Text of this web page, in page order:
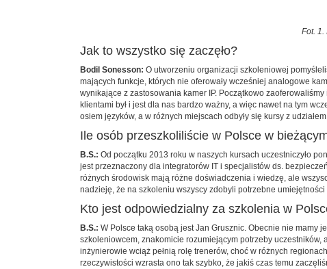
Fot.
Jak to wszystko się zaczęło?
Bodil Sonesson: O utworzeniu organizacji szkoleniowej
mających funkcje, których nie oferowały wcześniej analogowe
wynikające z zastosowania kamer IP. Początkowo
klientami był i jest dla nas bardzo ważny, a więc nawet na tym
osiem języków, a w różnych miejscach odbyły się kursy z
Ile osób przeszkoliliście w Polsce w
B.S.: Od początku 2013 roku w naszych kursach uczestniczyło
jest przeznaczony dla integratorów IT i specjalistów ds.
różnych środowisk mają różne doświadczenia i wiedzę, ale
nadzieję, że na szkoleniu wszyscy zdobyli potrzebne
Kto jest odpowiedzialny za szkolenia w
B.S.: W Polsce taką osobą jest Jan Grusznic. Obecnie nie mamy
szkoleniowcem, znakomicie rozumiejącym potrzeby
inżynierowie wciąż pełnią rolę trenerów, choć w różnych
rzeczywistości wzrasta ono tak szybko, że jakiś czas temu